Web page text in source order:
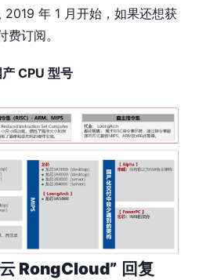
年 1 月开始，如果还想获
订阅。
CPU 型号
RongCloud” 回复